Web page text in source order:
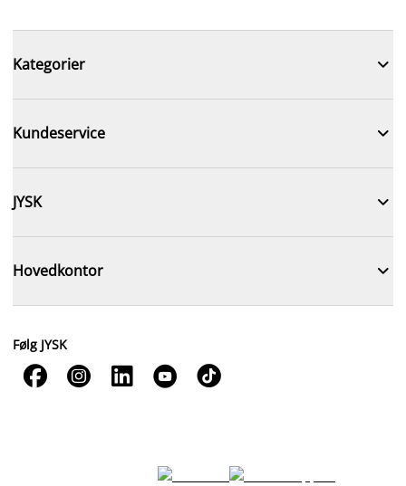
Kategorier 
Kundeservice 
JYSK 
Hovedkontor 
Følg JYSK
    